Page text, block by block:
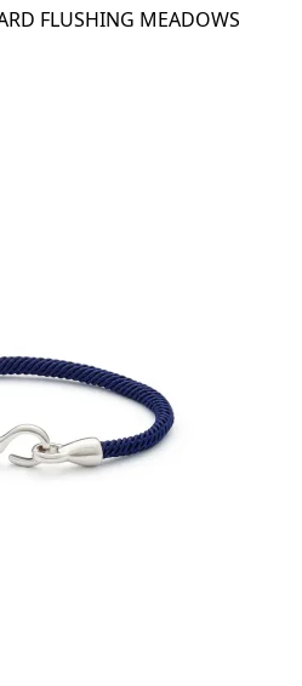
FLUSHING MEADOWS